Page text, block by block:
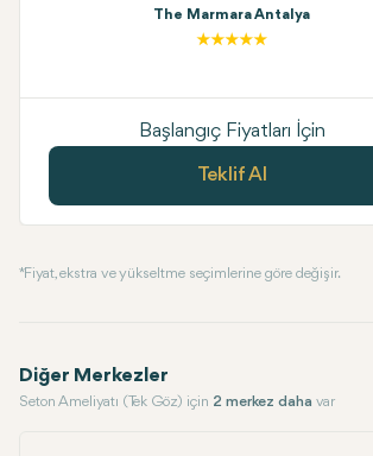
The Marmara Antalya
Başlangıç Fiyatları İçin
Teklif Al
* Fiyat, ekstra ve yükseltme seçimlerine göre değişir.
Diğer Merkezler
Seton Ameliyatı (Tek Göz) için 2 merkez daha var